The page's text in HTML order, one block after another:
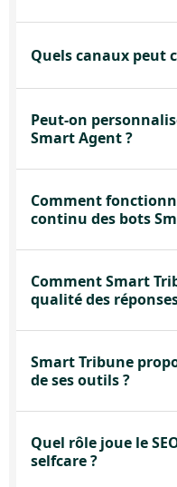
Quels canaux peut
Peut-on
Smart Agent ?
Comment
continu des bots
Comment Smart
qualité des
Smart Tribune
de ses outils ?
Quel rôle joue le
selfcare ?